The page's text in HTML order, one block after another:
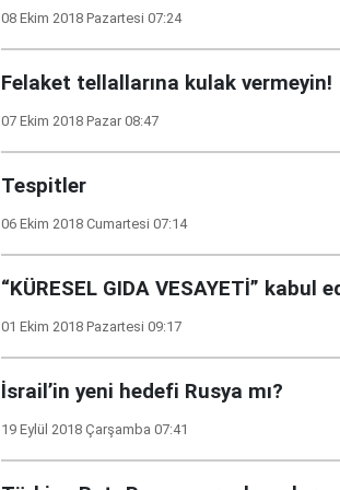
08 Ekim 2018 Pazartesi 07:24
Felaket tellallarına kulak vermeyin!
07 Ekim 2018 Pazar 08:47
Tespitler
06 Ekim 2018 Cumartesi 07:14
“KÜRESEL GIDA VESAYETİ” kabul
01 Ekim 2018 Pazartesi 09:17
İsrail’in yeni hedefi Rusya mı?
19 Eylül 2018 Çarşamba 07:41